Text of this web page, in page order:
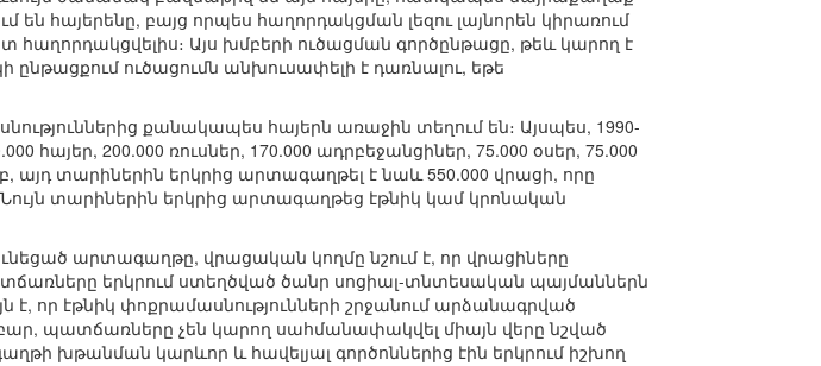
են հայերենը, բայց որպես հաղորդակցման լեզու լայնորեն կիրառում
հաղորդակցվելիս։ Այս խմբերի ուծացման գործընթացը, թեև կարող է
ուծացումն անխուսափելի է դառնալու, եթե
քանակապես հայերն առաջին տեղում են։ Այսպես, 1990-
200.000 ռուսներ, 170.000 ադրբեջանցիներ, 75.000 օսեր, 75.000
այդ տարիներին երկրից արտագաղթել է նաև 550.000 վրացի, որը
տարիներին երկրից արտագաղթեց էթնիկ կամ կրոնական
արտագաղթը, վրացական կողմը նշում է, որ վրացիները
երկրում ստեղծված ծանր սոցիալ-տնտեսական պայմաններն
որ էթնիկ փոքրամասնությունների շրջանում արձանագրված
պատճառները չեն կարող սահմանափակվել միայն վերը նշված
խթանման կարևոր և հավելյալ գործոններից էին երկրում իշխող